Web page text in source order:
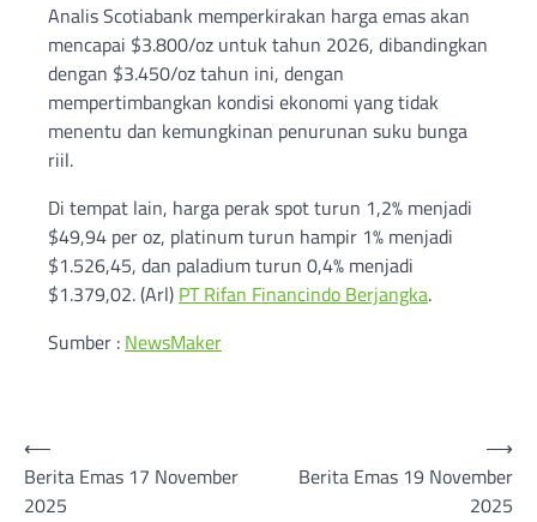
Analis Scotiabank memperkirakan harga emas akan
mencapai $3.800/oz untuk tahun 2026, dibandingkan
dengan $3.450/oz tahun ini, dengan
mempertimbangkan kondisi ekonomi yang tidak
menentu dan kemungkinan penurunan suku bunga
riil.
Di tempat lain, harga perak spot turun 1,2% menjadi
$49,94 per oz, platinum turun hampir 1% menjadi
$1.526,45, dan paladium turun 0,4% menjadi
$1.379,02. (Arl) PT Rifan Financindo Berjangka.
Sumber : NewsMaker
Post
navigation
⟵
Berita Emas 17 November
2025
Berita Emas 19 November
2025
⟶